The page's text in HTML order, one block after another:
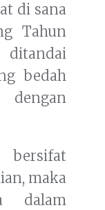
di sana
Tahun
bedah
dengan
bersifat
maka
dalam